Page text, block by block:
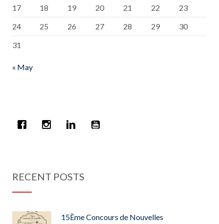
17
18 19 20 21 22
23
24
25 26 27 28 29
30
31
« May
RECENT POSTS
15Ème Concours de Nouvelles